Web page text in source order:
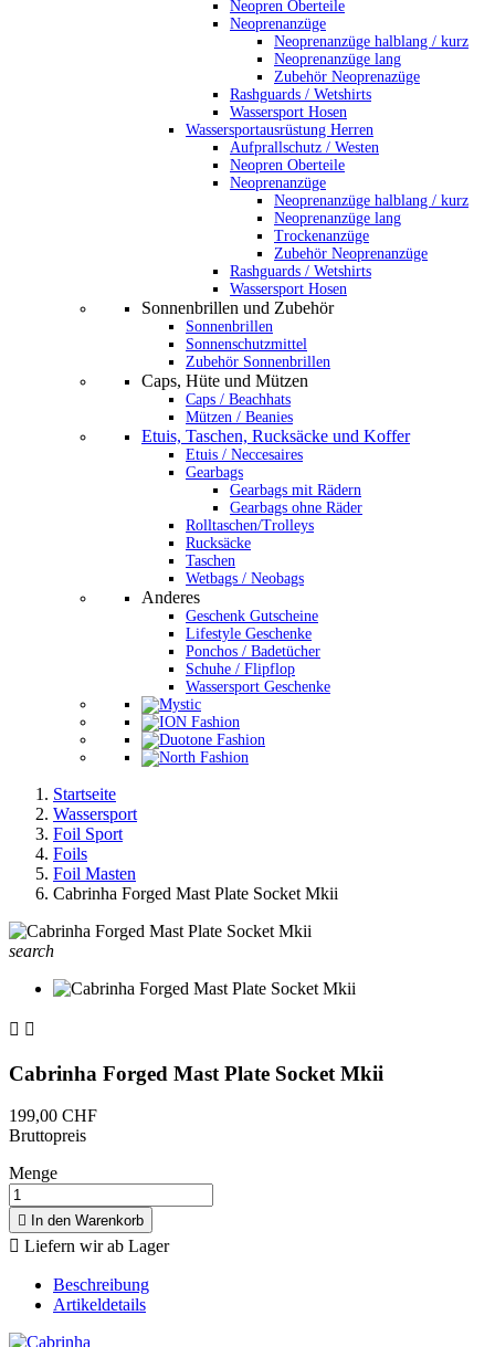
Neopren Oberteile
Neoprenanzüge
Neoprenanzüge halblang / kurz
Neoprenanzüge lang
Zubehör Neoprenazüge
Rashguards / Wetshirts
Wassersport Hosen
Wassersportausrüstung Herren
Aufprallschutz / Westen
Neopren Oberteile
Neoprenanzüge
Neoprenanzüge halblang / kurz
Neoprenanzüge lang
Trockenanzüge
Zubehör Neoprenanzüge
Rashguards / Wetshirts
Wassersport Hosen
Sonnenbrillen und Zubehör
Sonnenbrillen
Sonnenschutzmittel
Zubehör Sonnenbrillen
Caps, Hüte und Mützen
Caps / Beachhats
Mützen / Beanies
Etuis, Taschen, Rucksäcke und Koffer
Etuis / Neccesaires
Gearbags
Gearbags mit Rädern
Gearbags ohne Räder
Rolltaschen/Trolleys
Rucksäcke
Taschen
Wetbags / Neobags
Anderes
Geschenk Gutscheine
Lifestyle Geschenke
Ponchos / Badetücher
Schuhe / Flipflop
Wassersport Geschenke
Startseite
Wassersport
Foil Sport
Foils
Foil Masten
Cabrinha Forged Mast Plate Socket Mkii
search
 
Cabrinha Forged Mast Plate Socket Mkii
199,00 CHF
Bruttopreis
Menge
 In den Warenkorb
 Liefern wir ab Lager
Beschreibung
Artikeldetails